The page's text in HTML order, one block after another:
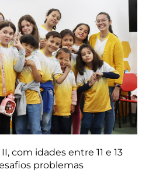
com idades entre 11 e 13
problemas